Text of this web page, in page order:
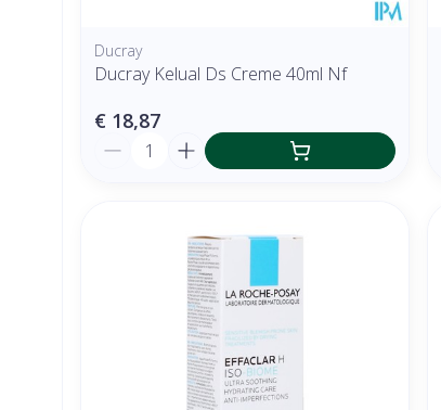
Ducray
Ducray Kelual Ds Creme 40ml Nf
€ 18,87
Aantal